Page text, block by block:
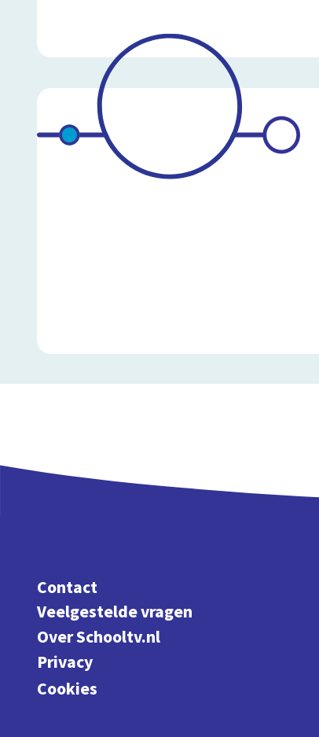
Contact
Veelgestelde vragen
Over Schooltv.nl
Privacy
Cookies